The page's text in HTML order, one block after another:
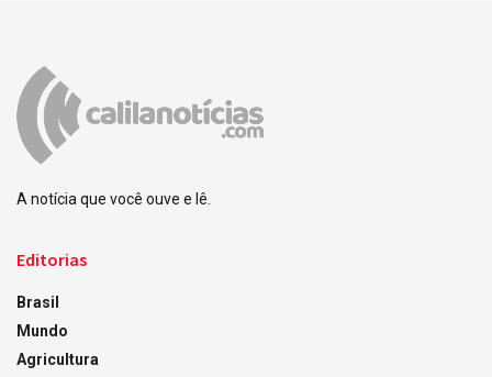
A notícia que você ouve e lê.
Editorias
Brasil
Mundo
Agricultura